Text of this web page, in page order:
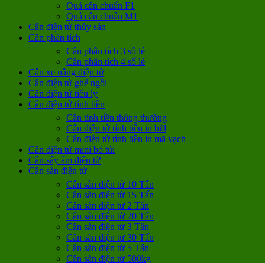
Quả cân chuẩn F1
Quả cân chuẩn M1
Cân điện tử thủy sản
Cân phân tích
Cân phân tích 3 số lẻ
Cân phân tích 4 số lẻ
Cân xe nâng điện tử
Cân điện tử ghế ngồi
Cân điện tử tiểu ly
Cân điện tử tính tiền
Cân tính tiền thông thường
Cân điện tử tính tiền in bill
Cân điện tử tính tiền in mã vạch
Cân điện tử mini bỏ túi
Cân sấy ẩm điện tử
Cân sàn điện tử
Cân sàn điện tử 10 Tấn
Cân sàn điện tử 15 Tấn
Cân sàn điện tử 2 Tấn
Cân sàn điện tử 20 Tấn
Cân sàn điện tử 3 Tấn
Cân sàn điện tử 30 Tấn
Cân sàn điện tử 5 Tấn
Cân sàn điện tử 500kg